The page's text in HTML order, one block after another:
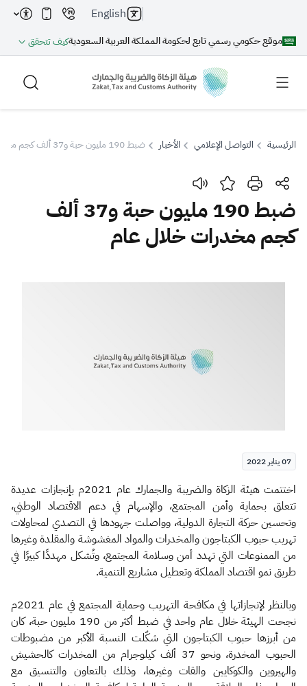
موقع حكومي رسمي تابع لحكومة المملكة العربية السعوديةكيف تتحقق
English
بحث
بحث بحث AI
اقتراحات
الرئيسية التواصل الإعلامي الأخبار ضبط 190 مليون حبة و37 ألف كجم مخدرات خلال عام
ضبط 190 مليون حبة و37 ألف
كجم مخدرات خلال عام
07 يناير 2022
​​​​اختتمت هيئة الزكاة والضريبة والجمارك عام 2021م بإنجازات عديدة
تتعلق بحماية وأمن المجتمع، والإسهام في دعم الاقتصاد الوطني،
وتحسين حركة التجارة الدولية، وواصلت جهودها في التصدي لمحاولات
تهريب حبوب الكبتاجون والمخدرات والمواد المغشوشة والمقلدة وغيرها
من الممنوعات التي تهدد أمن وسلامة المجتمع، وتُشكل مهددًا كبيرًا في
طريق نمو اقتصاد المملكة وتعطيل مشاريع التنمية.
وبالنظر لإنجازاتها في مكافحة التهريب وحماية المجتمع في عام 2021م
نجحت الهيئة خلال عام واحد في ضبط أكثر من 190 مليون حبة، كان
من أبرزها حبوب الكبتاجون التي شكّلت النسبة الأكبر من مضبوطات
الحبوب المخدرة، ونحو 37 ألف كيلوجرام من المخدرات كالحشيش
والهيروين والكوكايين والقات وغيرها، وذلك بالتعاون والتنسيق مع